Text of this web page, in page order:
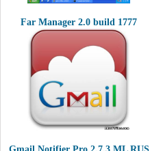
Far Manager 2.0 build 1777